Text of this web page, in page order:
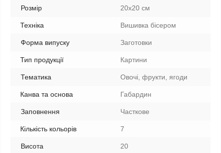
Розмір 20х20 см
Техніка Вишивка бісером
Форма випуску Заготовки
Тип продукції Картини
Тематика Овочі, фрукти, ягоди
Канва та основа Габардин
Заповнення Часткове
Кількість кольорів 7
Висота 20